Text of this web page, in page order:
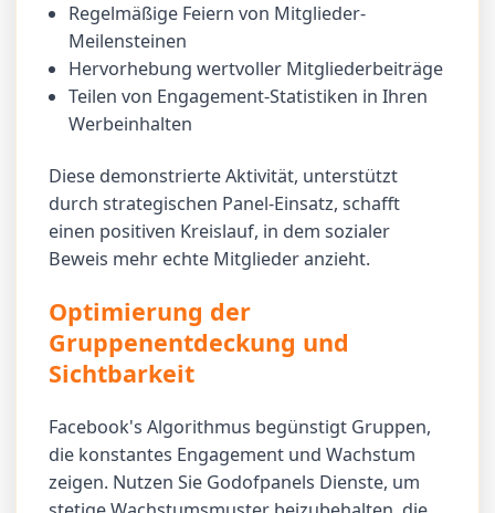
Regelmäßige Feiern von Mitglieder-
Meilensteinen
Hervorhebung wertvoller Mitgliederbeiträge
Teilen von Engagement-Statistiken in Ihren
Werbeinhalten
Diese demonstrierte Aktivität, unterstützt
durch strategischen Panel-Einsatz, schafft
einen positiven Kreislauf, in dem sozialer
Beweis mehr echte Mitglieder anzieht.
Optimierung der
Gruppenentdeckung und
Sichtbarkeit
Facebook's Algorithmus begünstigt Gruppen,
die konstantes Engagement und Wachstum
zeigen. Nutzen Sie Godofpanels Dienste, um